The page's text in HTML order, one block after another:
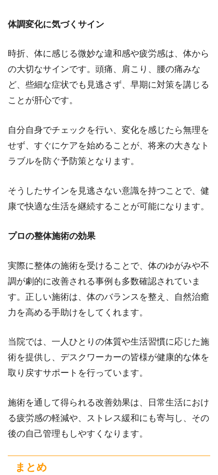
体調変化に気づくサイン
時折、体に感じる微妙な違和感や疲労感は、体から
の大切なサインです。頭痛、肩こり、腰の痛みな
ど、些細な症状でも見逃さず、早期に対策を講じる
ことが肝心です。
自分自身でチェックを行い、変化を感じたら無理を
せず、すぐにケアを始めることが、将来の大きなト
ラブルを防ぐ予防策となります。
そうしたサインを見逃さない意識を持つことで、健
康で快適な生活を継続することが可能になります。
プロの整体施術の効果
実際に整体の施術を受けることで、体のゆがみや不
調が劇的に改善される事例も多数確認されていま
す。正しい施術は、体のバランスを整え、自然治癒
力を高める手助けをしてくれます。
当院では、一人ひとりの体質や生活習慣に応じた施
術を提供し、デスクワーカーの皆様が健康的な体を
取り戻すサポートを行っています。
施術を通して得られる改善効果は、日常生活におけ
る疲労感の軽減や、ストレス緩和にも寄与し、その
後の自己管理もしやすくなります。
まとめ